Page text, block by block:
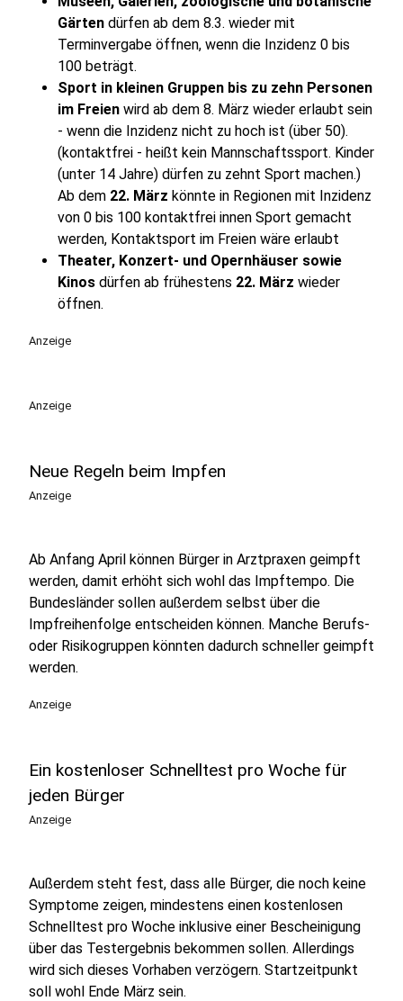
Gärten dürfen ab dem 8.3. wieder mit
Terminvergabe öffnen, wenn die Inzidenz 0 bis
100 beträgt.
Sport in kleinen Gruppen bis zu zehn Personen
im Freien wird ab dem 8. März wieder erlaubt sein
- wenn die Inzidenz nicht zu hoch ist (über 50).
(kontaktfrei - heißt kein Mannschaftssport. Kinder
(unter 14 Jahre) dürfen zu zehnt Sport machen.)
Ab dem 22. März könnte in Regionen mit Inzidenz
von 0 bis 100 kontaktfrei innen Sport gemacht
werden, Kontaktsport im Freien wäre erlaubt
Theater, Konzert- und Opernhäuser sowie
Kinos dürfen ab frühestens 22. März wieder
öffnen.
Anzeige
Anzeige
Neue Regeln beim Impfen
Anzeige
Ab Anfang April können Bürger in Arztpraxen geimpft
werden, damit erhöht sich wohl das Impftempo. Die
Bundesländer sollen außerdem selbst über die
Impfreihenfolge entscheiden können. Manche Berufs-
oder Risikogruppen könnten dadurch schneller geimpft
werden.
Anzeige
Ein kostenloser Schnelltest pro Woche für
jeden Bürger
Anzeige
Außerdem steht fest, dass alle Bürger, die noch keine
Symptome zeigen, mindestens einen kostenlosen
Schnelltest pro Woche inklusive einer Bescheinigung
über das Testergebnis bekommen sollen. Allerdings
wird sich dieses Vorhaben verzögern. Startzeitpunkt
soll wohl Ende März sein.